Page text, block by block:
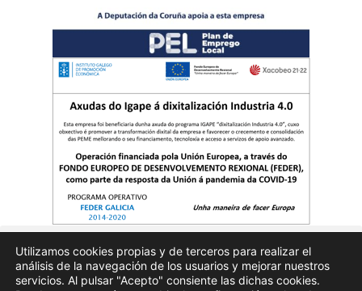
Quienes somos Publicidad Aviso Legal Politicas de privacidad
Utilizamos cookies propias y de terceros para realizar el
análisis de la navegación de los usuarios y mejorar nuestros
servicios. Al pulsar "Acepto" consiente las dichas cookies.